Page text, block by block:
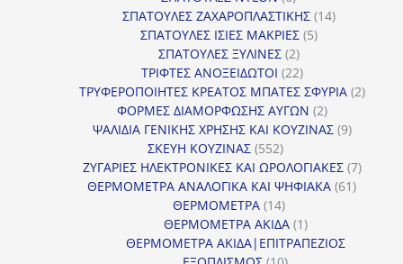
προϊόντα
ΣΠΑΤΟΥΛΕΣ ΖΑΧΑΡΟΠΛΑΣΤΙΚΗΣ 1414
ΣΠΑΤΟΥΛΕΣ ΙΣΙΕΣ ΜΑΚΡΙΕΣ 55
ΣΠΑΤΟΥΛΕΣ ΞΥΛΙΝΕΣ 22
προϊόντα
ΤΡΙΦΤΕΣ ΑΝΟΞΕΙΔΩΤΟΙ 2222
προϊόντα
ΤΡΥΦΕΡΟΠΟΙΗΤΕΣ ΚΡΕΑΤΟΣ ΜΠΑΤΕΣ ΣΦΥΡΙΑ 22
ΦΟΡΜΕΣ ΔΙΑΜΟΡΦΩΣΗΣ ΑΥΓΩΝ 22
προϊόντα
ΨΑΛΙΔΙΑ ΓΕΝΙΚΗΣ ΧΡΗΣΗΣ ΚΑΙ ΚΟΥΖΙΝΑΣ 99
ΣΚΕΥΗ ΚΟΥΖΙΝΑΣ 552552
προϊόντα
ΖΥΓΑΡΙΕΣ ΗΛΕΚΤΡΟΝΙΚΕΣ ΚΑΙ ΩΡΟΛΟΓΙΑΚΕΣ 77
ΘΕΡΜΟΜΕΤΡΑ ΑΝΑΛΟΓΙΚΑ ΚΑΙ ΨΗΦΙΑΚΑ 6161
ΘΕΡΜΟΜΕΤΡΑ 1414
προϊόντα
ΘΕΡΜΟΜΕΤΡΑ ΑΚΙΔΑ 11
προϊόν
ΘΕΡΜΟΜΕΤΡΑ ΑΚΙΔΑ|ΕΠΙΤΡΑΠΕΖΙΟΣ
10